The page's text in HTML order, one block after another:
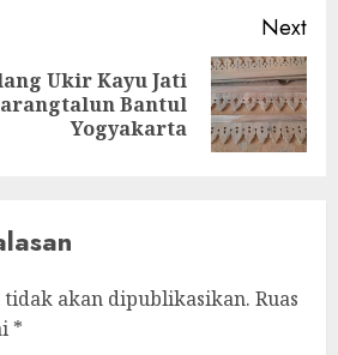
Next
Ukir Kayu Jati
Bantul
Yogyakarta
akan dipublikasikan. Ruas
*